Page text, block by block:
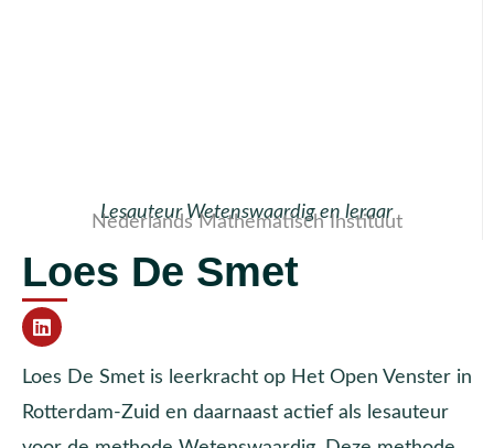
Lesauteur Wetenswaardig en leraar
Nederlands Mathematisch Instituut
Loes De Smet
Loes De Smet is leerkracht op Het Open Venster in
Rotterdam-Zuid en daarnaast actief als lesauteur